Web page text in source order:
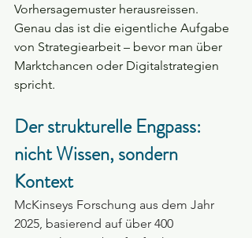
Vorhersagemuster herausreissen.
Genau das ist die eigentliche Aufgabe
von Strategiearbeit – bevor man über
Marktchancen oder Digitalstrategien
spricht.
Der strukturelle Engpass:
nicht Wissen, sondern
Kontext
McKinseys Forschung aus dem Jahr
2025, basierend auf über 400